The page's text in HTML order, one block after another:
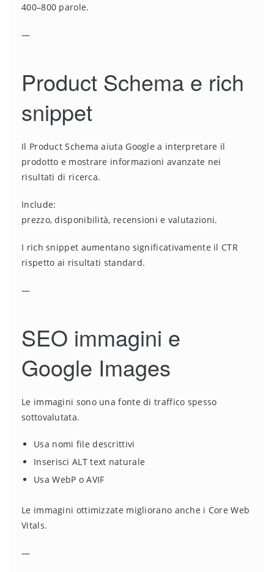
400–800 parole.
—
Product Schema e rich
snippet
Il Product Schema aiuta Google a interpretare il
prodotto e mostrare informazioni avanzate nei
risultati di ricerca.
Include:
prezzo, disponibilità, recensioni e valutazioni.
I rich snippet aumentano significativamente il CTR
rispetto ai risultati standard.
—
SEO immagini e
Google Images
Le immagini sono una fonte di traffico spesso
sottovalutata.
Usa nomi file descrittivi
Inserisci ALT text naturale
Usa WebP o AVIF
Le immagini ottimizzate migliorano anche i Core Web
Vitals.
—